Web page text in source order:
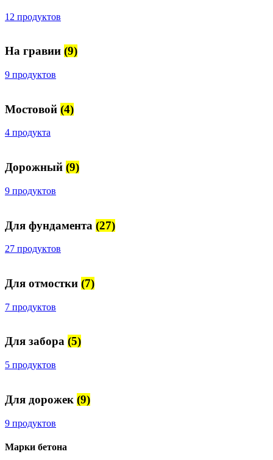
12 продуктов
На гравии (9)
9 продуктов
Мостовой (4)
4 продукта
Дорожный (9)
9 продуктов
Для фундамента (27)
27 продуктов
Для отмостки (7)
7 продуктов
Для забора (5)
5 продуктов
Для дорожек (9)
9 продуктов
Марки бетона